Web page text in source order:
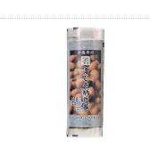
自転車シェアリング（
モバイルバッテリー
モバイルWi-Fiバッテ
セブン-イレブンの歴史